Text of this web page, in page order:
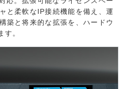
と柔軟なIP接続機能を備え、運
築と将来的な拡張を、ハードウ
す。